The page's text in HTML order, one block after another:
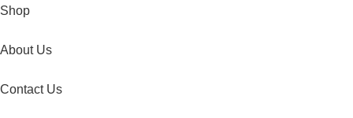
Shop
About Us
Contact Us